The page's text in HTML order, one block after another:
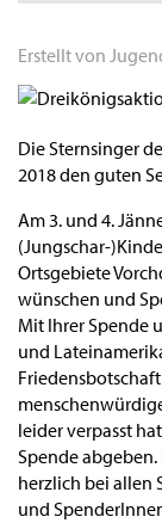
Erstellt von
Die Sternsinger
2018 den guten
Am 3. und 4.
(Jungschar-
Ortsgebiete
wünschen und
Mit Ihrer Spende
und
leider verpasst
Spende
herzlich bei allen
und